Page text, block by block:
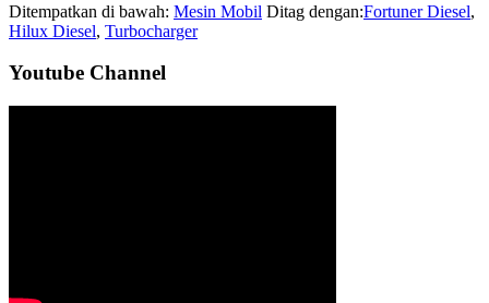
VN
Turbo
Toyota
Ditempatkan di bawah: Mesin Mobil Ditag dengan:Fortuner Diesel,
Hilux Diesel, Turbocharger
Sidebar
Utama
Youtube Channel